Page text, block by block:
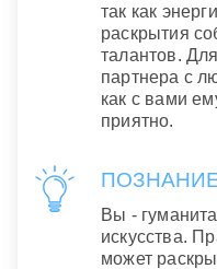
так как
раскрытия
талантов.
партнера с
как с вами
приятно.
Вы -
искусства.
может